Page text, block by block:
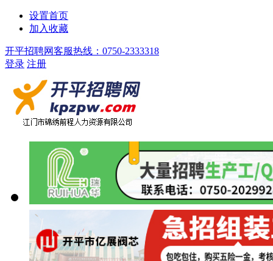
设置首页
加入收藏
开平招聘网客服热线：0750-2333318
登录 注册